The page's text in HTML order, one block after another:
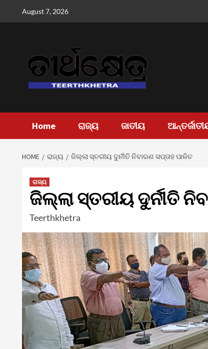
August 7, 2026
Home ରାଜ୍ୟ ଜାତୀୟ
HOME ରାଜ୍ୟ ଜିଲ୍ଲା ସ୍ତରୀୟ ଦୁର୍ନୀତି ନିବାରଣ ସପ୍ତାହ ପାଳିତ
ରାଜ୍ୟ
ଜିଲ୍ଲା ସ୍ତରୀୟ ଦୁର୍ନୀତି
Teerthkhetra